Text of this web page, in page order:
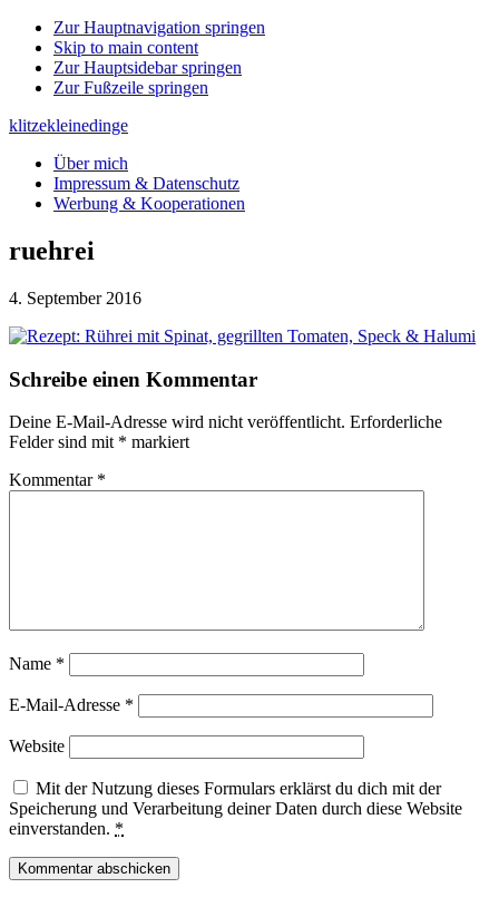
Zur Hauptnavigation springen
Skip to main content
Zur Hauptsidebar springen
Zur Fußzeile springen
klitzekleinedinge
Über mich
Impressum & Datenschutz
Werbung & Kooperationen
ruehrei
4. September 2016
Leser-
Schreibe einen Kommentar
Deine E-Mail-Adresse wird nicht veröffentlicht. Erforderliche
Felder sind mit * markiert
Kommentar *
Name *
E-Mail-Adresse *
Website
Mit der Nutzung dieses Formulars erklärst du dich mit der
Speicherung und Verarbeitung deiner Daten durch diese Website
einverstanden. *